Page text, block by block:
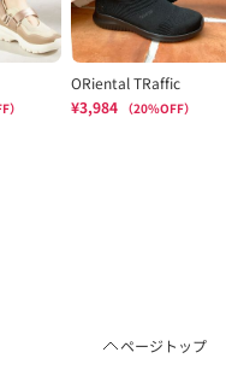
ページトップ